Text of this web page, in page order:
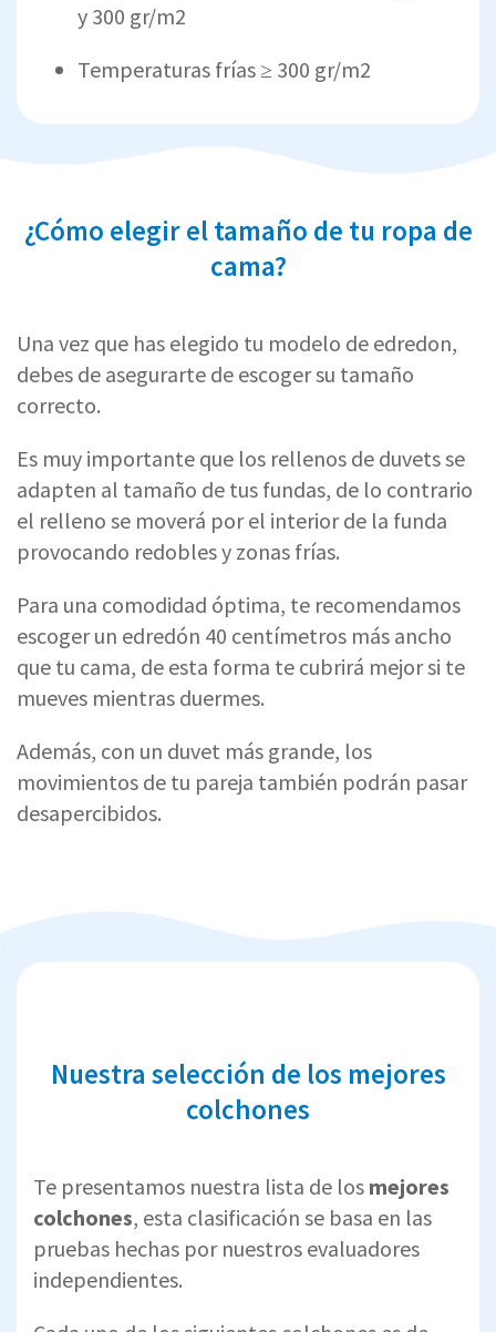
y 300 gr/m2
Temperaturas frías ≥ 300 gr/m2
¿Cómo elegir el tamaño de tu ropa de
cama?
Una vez que has elegido tu modelo de edredon,
debes de asegurarte de escoger su tamaño
correcto.
Es muy importante que los rellenos de duvets se
adapten al tamaño de tus fundas, de lo contrario
el relleno se moverá por el interior de la funda
provocando redobles y zonas frías.
Para una comodidad óptima, te recomendamos
escoger un edredón 40 centímetros más ancho
que tu cama, de esta forma te cubrirá mejor si te
mueves mientras duermes.
Además, con un duvet más grande, los
movimientos de tu pareja también podrán pasar
desapercibidos.
Nuestra selección de los mejores
colchones
Te presentamos nuestra lista de los mejores
colchones, esta clasificación se basa en las
pruebas hechas por nuestros evaluadores
independientes.